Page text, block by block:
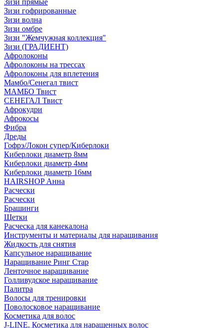
Зизи прямые
Зизи гофрированные
Зизи волна
Зизи омбре
Зизи "Жемчужная коллекция"
Зизи (ГРАДИЕНТ)
Афролоконы
Афролоконы на трессах
Афролоконы для вплетения
Мамбо/Сенегал твист
МАМБО Твист
СЕНЕГАЛ Твист
Афрокудри
Афрокосы
Фибра
Дреды
Гофрэ/Локон супер/Киберлоки
Киберлоки диаметр 8мм
Киберлоки диаметр 4мм
Киберлоки диаметр 16мм
HAIRSHOP Анна
Расчески
Расчески
Брашинги
Щетки
Расческа для канекалона
Инструменты и материалы для наращивания
Жидкость для снятия
Капсульное наращивание
Наращивание Ринг Стар
Ленточное наращивание
Голливудское наращивание
Палитра
Волосы для тренировки
Поволосковое наращивание
Косметика для волос
J-LINE. Косметика для наращенных волос